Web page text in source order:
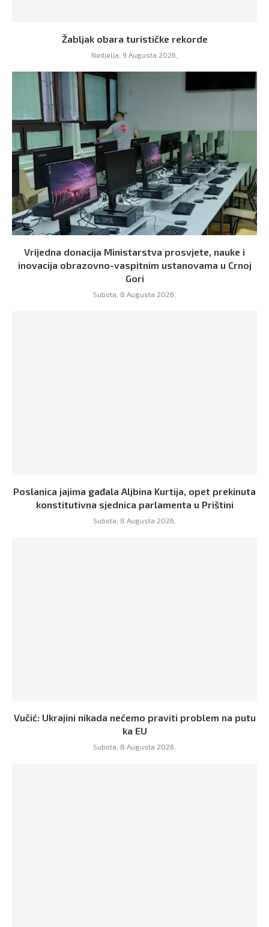
Žabljak obara turističke rekorde
Nedjelja, 9 Augusta 2026,
Vrijedna donacija Ministarstva prosvjete, nauke i
inovacija obrazovno-vaspitnim ustanovama u Crnoj
Gori
Subota, 8 Augusta 2026,
Poslanica jajima gađala Aljbina Kurtija, opet prekinuta
konstitutivna sjednica parlamenta u Prištini
Subota, 8 Augusta 2026,
Vučić: Ukrajini nikada nećemo praviti problem na putu
ka EU
Subota, 8 Augusta 2026,